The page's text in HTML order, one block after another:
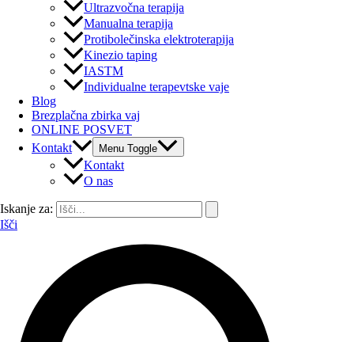
Ultrazvočna terapija
Manualna terapija
Protibolečinska elektroterapija
Kinezio taping
IASTM
Individualne terapevtske vaje
Blog
Brezplačna zbirka vaj
ONLINE POSVET
Kontakt
Menu Toggle
Kontakt
O nas
Iskanje za:
Išči